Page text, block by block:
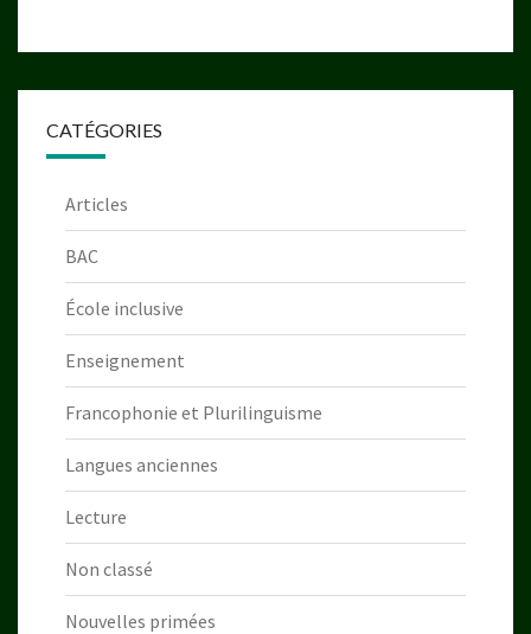
CATÉGORIES
Articles
BAC
École inclusive
Enseignement
Francophonie et Plurilinguisme
Langues anciennes
Lecture
Non classé
Nouvelles primées